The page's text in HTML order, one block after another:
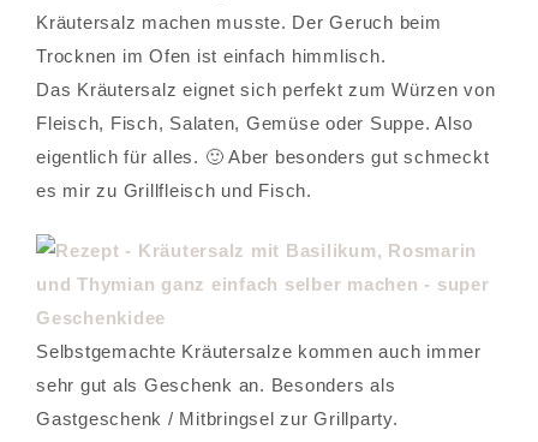
Kräutersalz machen musste. Der Geruch beim
Trocknen im Ofen ist einfach himmlisch.
Das Kräutersalz eignet sich perfekt zum Würzen von
Fleisch, Fisch, Salaten, Gemüse oder Suppe. Also
eigentlich für alles. 🙂 Aber besonders gut schmeckt
es mir zu Grillfleisch und Fisch.
Selbstgemachte Kräutersalze kommen auch immer
sehr gut als Geschenk an. Besonders als
Gastgeschenk / Mitbringsel zur Grillparty.